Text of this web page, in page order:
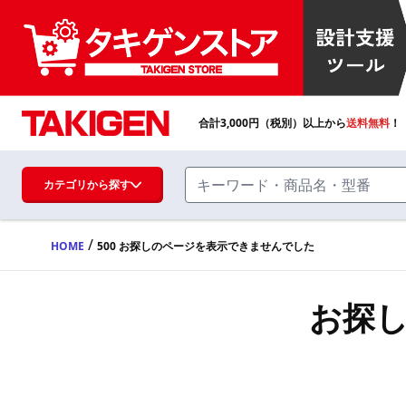
ハンドル・取手・つまみ・周辺機器
FA・A
合計3,000円（税別）以上から送料無料
カテゴリから探す
HOME / 500 お探しのページを表示できませんでした
お探